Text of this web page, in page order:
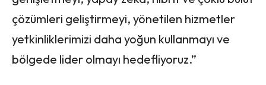
çözümleri geliştirmeyi, yönetilen hizmetler
yetkinliklerimizi daha yoğun kullanmayı ve
bölgede lider olmayı hedefliyoruz.”